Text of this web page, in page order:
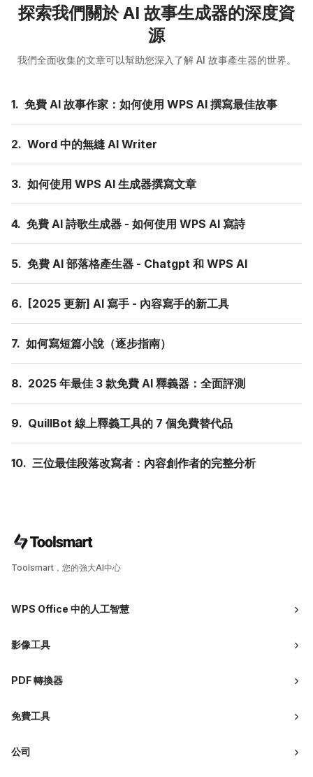
探索我們關於 AI 故事生成器的深度資
源
我們全面收集的文章可以幫助您深入了解 AI 故事產生器的世界。
1. 免費 AI 故事作家：如何使用 WPS AI 撰寫最佳故事
2. Word 中的無縫 AI Writer
3. 如何使用 WPS AI 生成器撰寫文章
4. 免費 AI 詩歌生成器 - 如何使用 WPS AI 寫詩
5. 免費 AI 部落格產生器 - Chatgpt 和 WPS AI
6. [2025 更新] AI 寫手 - 內容寫手的新工具
7. 如何寫短篇小說（逐步指南）
8. 2025 年最佳 3 款免費 AI 釋義器：全面評測
9. QuillBot 線上釋義工具的 7 個免費替代品
10. 三位最佳段落改寫者：內容創作者的完整分析
Toolsmart，您的強大AI中心
WPS Office 中的人工智慧
影像工具
PDF 轉換器
免費工具
公司